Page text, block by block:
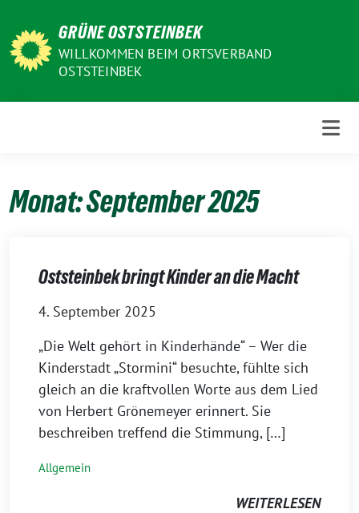
zum
Inhalt
GRÜNE OSTSTEINBEK
WILLKOMMEN BEIM ORTSVERBAND
OSTSTEINBEK
Monat:September 2025
Oststeinbek bringt Kinder an die Macht
4. September 2025
„Die Welt gehört in Kinderhände“ – Wer die
Kinderstadt „Stormini“ besuchte, fühlte sich
gleich an die kraftvollen Worte aus dem Lied
von Herbert Grönemeyer erinnert. Sie
beschreiben treffend die Stimmung, […]
Allgemein
WEITERLESEN